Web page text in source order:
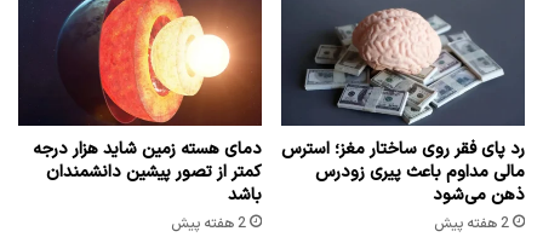
رد پای فقر روی ساختار مغز؛ استرس
مالی مداوم باعث پیری زودرس
ذهن می‌شود
2 هفته پیش
دمای هسته زمین شاید هزار درجه
کمتر از تصور پیشین دانشمندان
باشد
2 هفته پیش